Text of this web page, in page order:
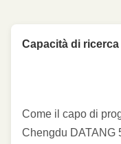
Capacità di
Come il capo di
Chengdu DATANG